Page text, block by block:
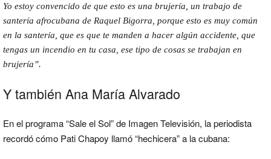
Yo estoy convencido de que esto es una brujería, un trabajo de
santería afrocubana de Raquel Bigorra, porque esto es muy común
en la santería, que es que te manden a hacer algún accidente, que
tengas un incendio en tu casa, ese tipo de cosas se trabajan en
brujería”.
Y también Ana María Alvarado
En el programa “Sale el Sol” de Imagen Televisión, la periodista
recordó cómo Pati Chapoy llamó “hechicera” a la cubana: